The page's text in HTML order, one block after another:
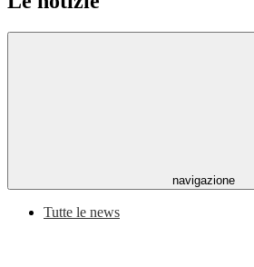
navigazione
Tutte le news